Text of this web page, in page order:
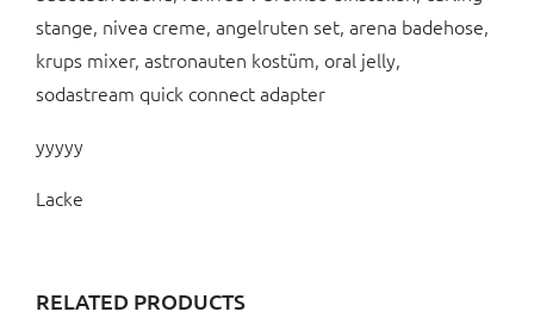
stange, nivea creme, angelruten set, arena badehose,
krups mixer, astronauten kostüm, oral jelly,
sodastream quick connect adapter
yyyyy
Lacke
RELATED PRODUCTS